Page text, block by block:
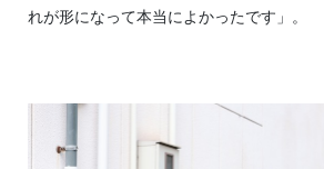
れが形になって本当によかったです」。